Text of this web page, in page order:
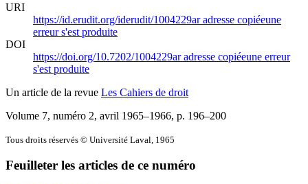
URI
https://id.erudit.org/iderudit/1004229aradresse copiéeune
erreur s'est produite
DOI
https://doi.org/10.7202/1004229aradresse copiéeune erreur
s'est produite
Un article de la revue Les Cahiers de droit
Volume 7, numéro 2, avril 1965–1966, p. 196–200
Tous droits réservés © Université Laval, 1965
Feuilleter les articles de ce numéro